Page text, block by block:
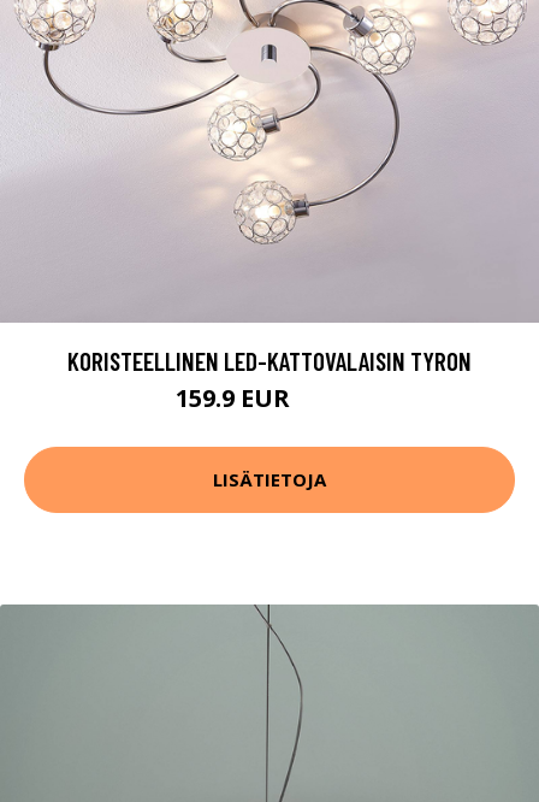
KORISTEELLINEN LED-KATTOVALAISIN TYRON
159.9 EUR
LISÄTIETOJA